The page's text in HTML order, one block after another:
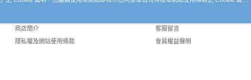
商店簡介
隱私權及網站使用條款
客服留言
會員權益聲明